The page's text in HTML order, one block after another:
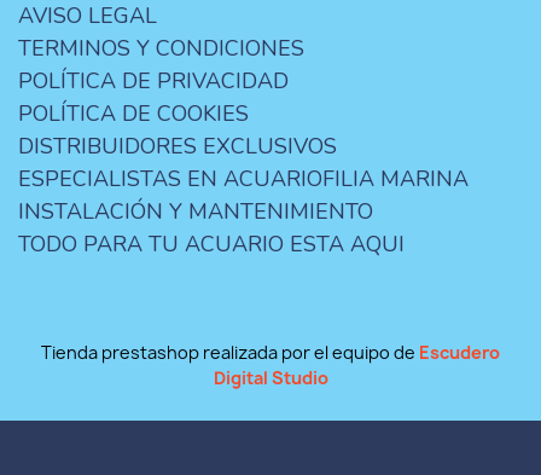
AVISO LEGAL
TERMINOS Y CONDICIONES
POLÍTICA DE PRIVACIDAD
POLÍTICA DE COOKIES
DISTRIBUIDORES EXCLUSIVOS
ESPECIALISTAS EN ACUARIOFILIA MARINA
INSTALACIÓN Y MANTENIMIENTO
TODO PARA TU ACUARIO ESTA AQUI
Tienda prestashop realizada por el equipo de Escudero
Digital Studio